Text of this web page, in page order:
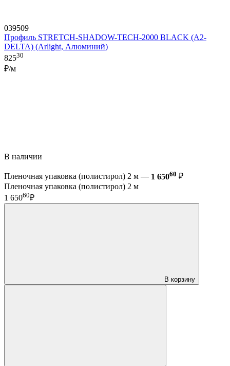
039509
Профиль STRETCH-SHADOW-TECH-2000 BLACK (A2-
DELTA) (Arlight, Алюминий)
82530
₽/м
В наличии
Пленочная упаковка (полистирол) 2 м — 1 65060 ₽
Пленочная упаковка (полистирол) 2 м
1 65060₽
В корзину